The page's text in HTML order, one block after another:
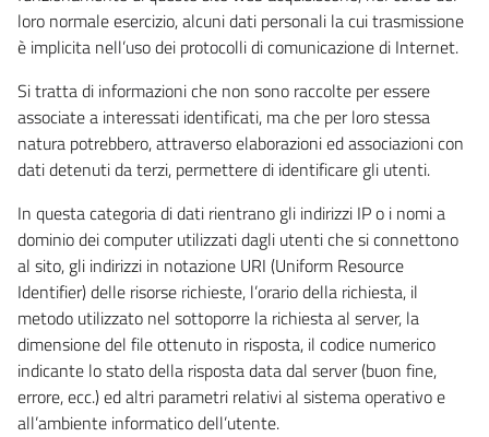
loro normale esercizio, alcuni dati personali la cui trasmissione
è implicita nell’uso dei protocolli di comunicazione di Internet.
Si tratta di informazioni che non sono raccolte per essere
associate a interessati identificati, ma che per loro stessa
natura potrebbero, attraverso elaborazioni ed associazioni con
dati detenuti da terzi, permettere di identificare gli utenti.
In questa categoria di dati rientrano gli indirizzi IP o i nomi a
dominio dei computer utilizzati dagli utenti che si connettono
al sito, gli indirizzi in notazione URI (Uniform Resource
Identifier) delle risorse richieste, l’orario della richiesta, il
metodo utilizzato nel sottoporre la richiesta al server, la
dimensione del file ottenuto in risposta, il codice numerico
indicante lo stato della risposta data dal server (buon fine,
errore, ecc.) ed altri parametri relativi al sistema operativo e
all’ambiente informatico dell’utente.